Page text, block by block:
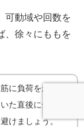
可動域や回数を
、徐々にももを
に負荷をかける
た直後に全力も
けましょう。